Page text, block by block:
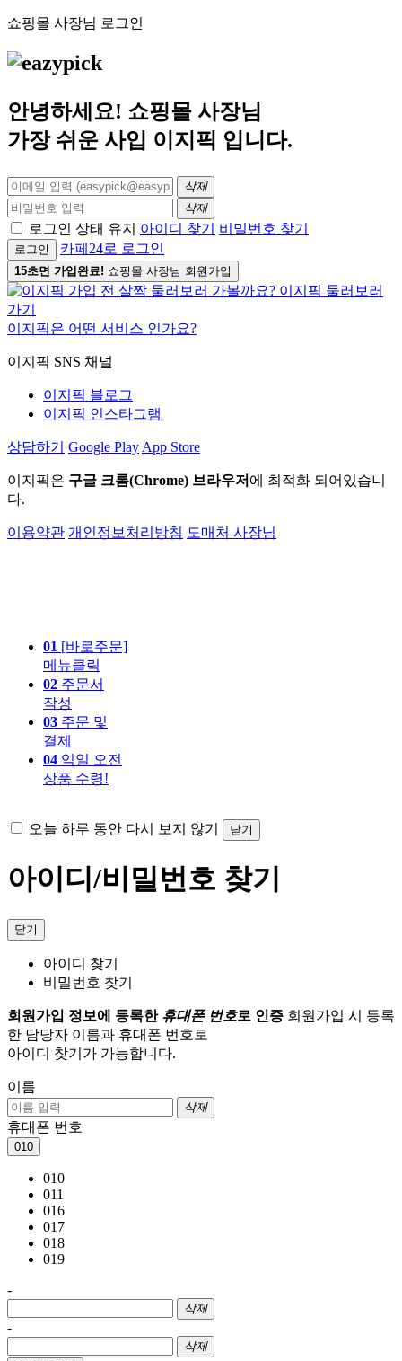
쇼핑몰 사장님 로그인
안녕하세요! 쇼핑몰 사장님
가장 쉬운 사입 이지픽 입니다.
삭제
삭제
로그인 상태 유지 아이디 찾기 비밀번호 찾기
로그인 카페24로 로그인
15초면 가입완료! 쇼핑몰 사장님 회원가입
이지픽은 어떤 서비스 인가요?
이지픽 SNS 채널
이지픽 블로그
이지픽 인스타그램
상담하기 Google Play App Store
이지픽은 구글 크롬(Chrome) 브라우저 에 최적화 되어있습니
다.
이용약관 개인정보처리방침 도매처 사장님
01 [바로주문]
메뉴클릭
02 주문서
작성
03 주문 및
결제
04 익일 오전
상품 수령!
오늘 하루 동안 다시 보지 않기 닫기
아이디/비밀번호 찾기
닫기
아이디 찾기
비밀번호 찾기
회원가입 정보에 등록한 휴대폰 번호로 인증 회원가입 시 등록
한 담당자 이름과 휴대폰 번호로
아이디 찾기가 가능합니다.
이름
삭제
휴대폰 번호
010
010
011
016
017
018
019
-
삭제
-
삭제